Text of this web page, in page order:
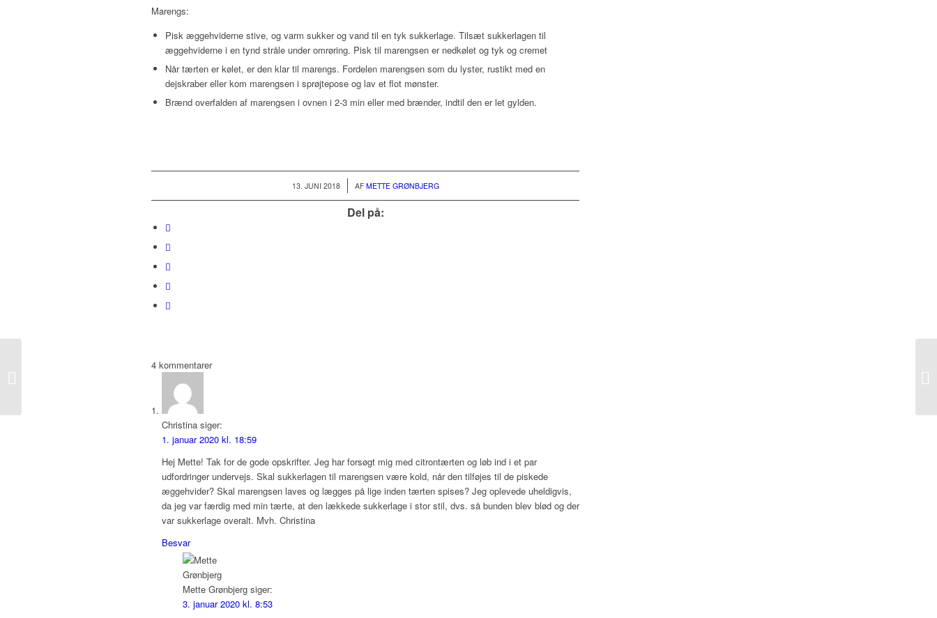
Marengs:
Pisk æggehviderne stive, og varm sukker og vand til en tyk sukkerlage. Tilsæt sukkerlagen til
æggehviderne i en tynd stråle under omrøring. Pisk til marengsen er nedkølet og tyk og cremet
Når tærten er kølet, er den klar til marengs. Fordelen marengsen som du lyster, rustikt med en
dejskraber eller kom marengsen i sprøjtepose og lav et flot mønster.
Brænd overfalden af marengsen i ovnen i 2-3 min eller med brænder, indtil den er let gylden.
13. JUNI 2018
/ AF METTE GRØNBJERG
Del på:
4 kommentarer
Christina siger:
1. januar 2020 kl. 18:59
Hej Mette! Tak for de gode opskrifter. Jeg har forsøgt mig med citrontærten og løb ind i et par
udfordringer undervejs. Skal sukkerlagen til marengsen være kold, når den tilføjes til de piskede
æggehvider? Skal marengsen laves og lægges på lige inden tærten spises? Jeg oplevede uheldigvis,
da jeg var færdig med min tærte, at den lækkede sukkerlage i stor stil, dvs. så bunden blev blød og der
var sukkerlage overalt. Mvh. Christina
Besvar
Mette Grønbjerg siger:
3. januar 2020 kl. 8:53